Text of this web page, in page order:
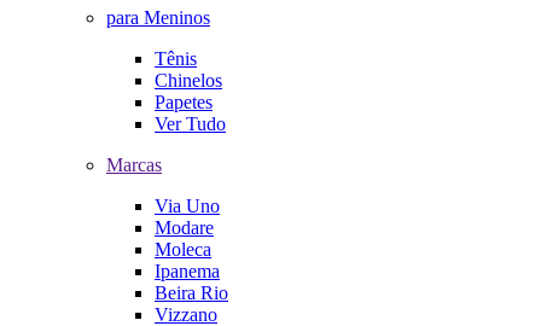
para Meninos
Tênis
Chinelos
Papetes
Ver Tudo
Marcas
Via Uno
Modare
Moleca
Ipanema
Beira Rio
Vizzano